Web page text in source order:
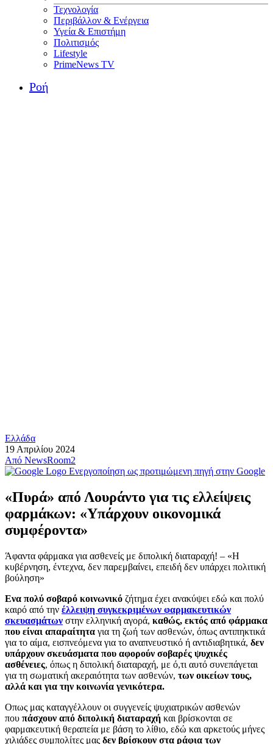
Τεχνολογία
Περιβάλλον & Ενέργεια
Υγεία & Επιστήμη
Πολιτισμός
Lifestyle
PrimeNews TV
Ροή
Ελλάδα
19 Απριλίου 2024
Από NewsRoom2
Ενεργοποίηση ως προτιμώμενη πηγή στην Google
«Πυρά» από Λουράντο για τις ελλείψεις
φαρμάκων: «Υπάρχουν οικονομικά
συμφέροντα»
Άφαντα φάρμακα για ασθενείς με διπολική διαταραχή! – «Η
κυβέρνηση, έντεχνα, δεν παρεμβαίνει, επειδή δεν υπάρχει πολιτική
βούληση»
Ενα πολύ σοβαρό κοινωνικό ζήτημα έχει ανακύψει εδώ και πολύ
καιρό από την έλλειψη συγκεκριμένων φαρμακευτικών
σκευασμάτων στην ελληνική αγορά, καθώς, εκτός από φάρμακα
που είναι απαραίτητα για τη ζωή των ασθενών, όπως αντιπηκτικά
για το αίμα, εισπνεόμενα για το αναπνευστικό ή αντιδιαβητικά, δεν
υπάρχουν σκευάσματα που αφορούν σοβαρές ψυχικές
ασθένειες, όπως η διπολική διαταραχή, με ό,τι αυτό συνεπάγεται
για τη σωματική ακεραιότητα των ασθενών, των οικείων τους,
αλλά και για την κοινωνία γενικότερα.
Οπως μας καταγγέλλουν οι συγγενείς ψυχιατρικών ασθενών
που πάσχουν από διπολική διαταραχή και βρίσκονται σε
φαρμακευτική θεραπεία με βάση το λίθιο, εδώ και αρκετούς μήνες
χιλιάδες συμπολίτες μας δεν βρίσκουν στα ράφια των